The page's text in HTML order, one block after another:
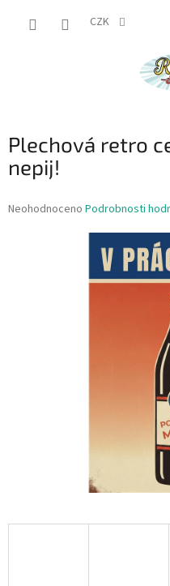
CZK
Plechová retro
nepij!
Průměrné
Neohodnoceno Podrobnosti